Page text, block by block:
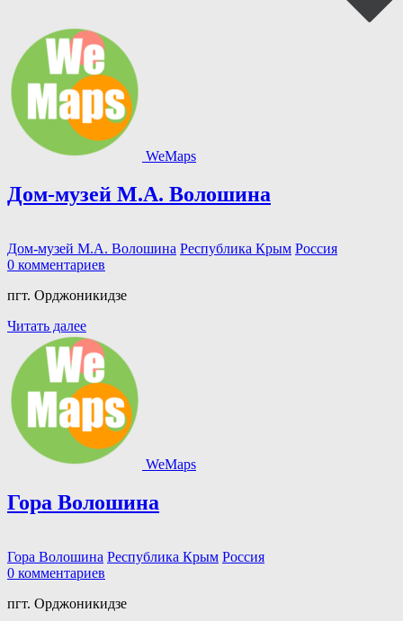
WeMaps
Дом-музей М.А. Волошина
Дом-музей М.А. Волошина Республика Крым Россия
0 комментариев
пгт. Орджоникидзе
Читать далее
WeMaps
Гора Волошина
Гора Волошина Республика Крым Россия
0 комментариев
пгт. Орджоникидзе